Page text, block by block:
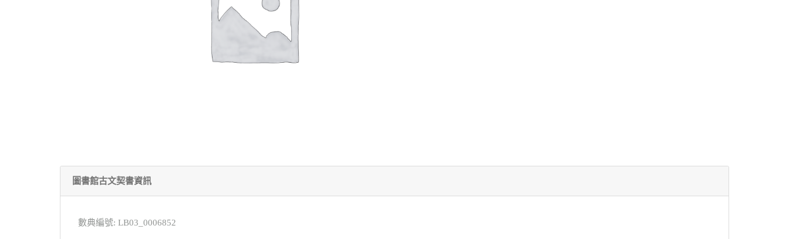
圖書館古文契書資訊
數典編號: LB03_0006852